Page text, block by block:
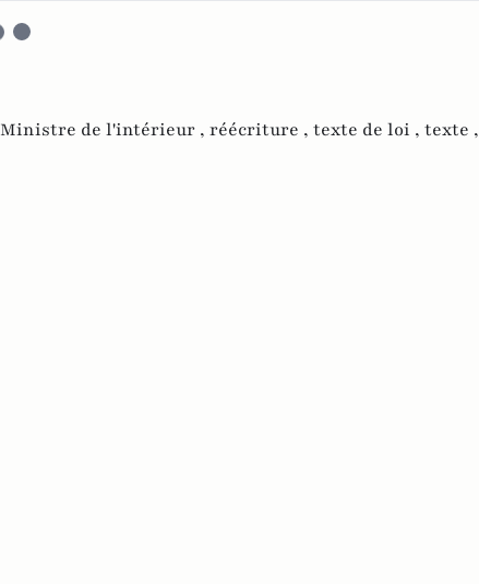
Ministre de l'intérieur , réécriture , texte de loi , texte ,